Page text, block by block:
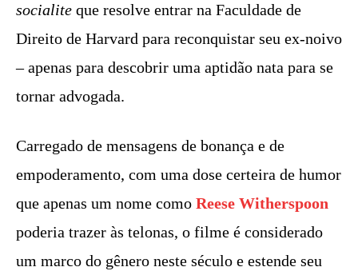
socialite que resolve entrar na Faculdade de
Direito de Harvard para reconquistar seu ex-noivo
– apenas para descobrir uma aptidão nata para se
tornar advogada.
Carregado de mensagens de bonança e de
empoderamento, com uma dose certeira de humor
que apenas um nome como Reese Witherspoon
poderia trazer às telonas, o filme é considerado
um marco do gênero neste século e estende seu